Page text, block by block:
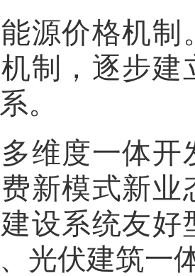
源价格机
制，逐步
。
维度一体
新模式新
设系统友
光伏建筑一